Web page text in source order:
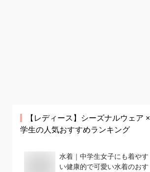
【レディース】
シーズナルウェア ×
学生の人気おすすめランキング
水着｜中学生女子にも着やす
い健康的で可愛い水着のおす